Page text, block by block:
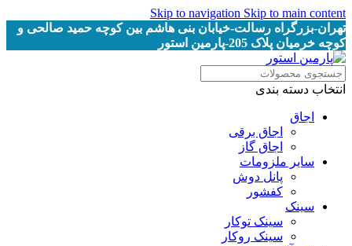
Skip to navigation Skip to main content
تهران-بزرگراه رسالت-خیابان بنی هاشم بین کوچه حمید صالحی و
کوچه خرمیان پلاک 205-پارمین استور
انتخاب دسته بندی
اجاق
اجاق برقى
اجاق گاز
سایر ملزومات
پانل دوش
کفشور
سینک
سینک توکار
سینک روکار